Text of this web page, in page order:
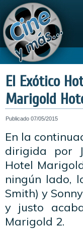
El Exótico
Marigold
Publicado 07/05/2015
En la
dirigida por
Hotel
ningún lado,
Smith) y
y justo
Marigold 2.